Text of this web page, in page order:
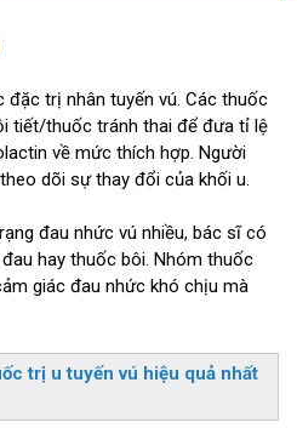
đặc trị nhân tuyến vú. Các thuốc
tiết/thuốc tránh thai để đưa tỉ lệ
về mức thích hợp. Người
dõi sự thay đổi của khối u.
đau nhức vú nhiều, bác sĩ có
hay thuốc bôi. Nhóm thuốc
giác đau nhức khó chịu mà
trị u tuyến vú hiệu quả nhất